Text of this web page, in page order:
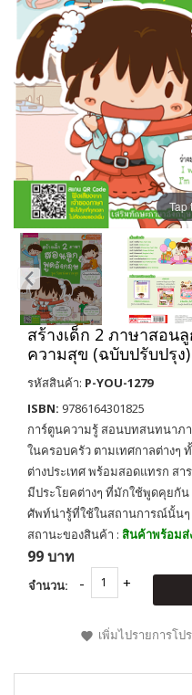
Tap
สร้างเด็ก 2 ภาษาสอน
ความสุข (ฉบับปรับปรุง)
รหัสสินค้า: P-YOU-1279
ISBN: 9786164301825
การ์ตูนความรู้ สอนบทสนทนาภ
ในครอบครัว ตามเทศกาลต่างๆ
ต่างประเทศ พร้อมสอดแทรก ส
มีประโยคต่างๆ ที่มักใช้พูดคุยกั
ศัพท์น่ารู้ที่ใช้ในสถานการณ์นั้นๆ
สถานะของสินค้า : สินค้าพร้อมส่
99 บาท
จำนวน:
เพิ่มไปรายการโป